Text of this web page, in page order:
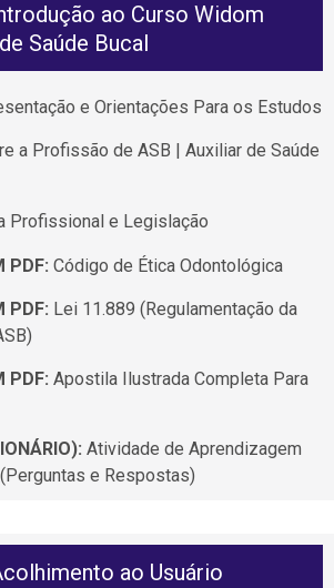
ao Curso Widom
Saúde Bucal
e Orientações Para os Estudos
a Profissão de ASB | Auxiliar de Saúde
Profissional e Legislação
PDF: Código de Ética Odontológica
PDF: Lei 11.889 (Regulamentação da
PDF: Apostila Ilustrada Completa Para
Atividade de Aprendizagem
e Respostas)
ao Usuário